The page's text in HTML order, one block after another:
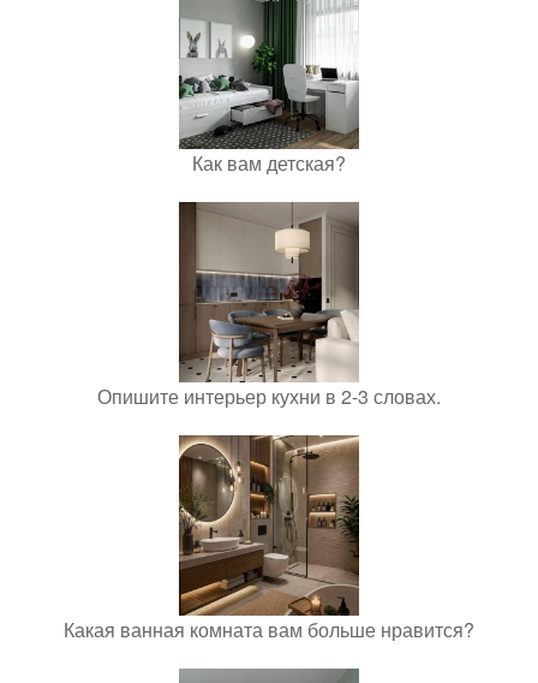
Как вам детская?
Опишите интерьер кухни в 2-3 словах.
Какая ванная комната вам больше нравится?